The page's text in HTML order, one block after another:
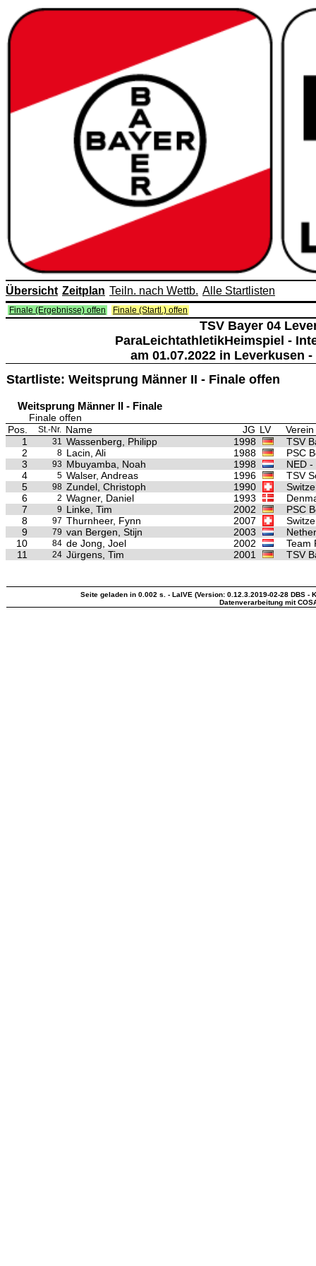
Übersicht Zeitplan Teiln. nach Wettb. Alle Startlisten
Finale (Ergebnisse) offen Finale (Startl.) offen
TSV Bayer 04
ParaLeichtathletikHeimspiel -
am 01.07.2022 in Leverkusen
Startliste: Weitsprung Männer II - Finale offen
Weitsprung Männer II - Finale
Finale offen
Pos.
St.-Nr. Name JG LV
Verein
1
31 Wassenberg, Philipp 1998
TSV
2
8 Lacin, Ali 1988
PSC
3
93 Mbuyamba, Noah 1998
NED
4
5 Walser, Andreas 1996
TSV
5
98 Zundel, Christoph 1990
6
2 Wagner, Daniel 1993
7
9 Linke, Tim 2002
PSC
8
97 Thurnheer, Fynn 2007
9
79 van Bergen, Stijn 2003
10
84 de Jong, Joel 2002
Team
11
24 Jürgens, Tim 2001 TSV
Seite geladen in 0.002 s. - LaIVE (Version: 0.12.3.2019-02-28 DBS -
Datenverarbeitung mit